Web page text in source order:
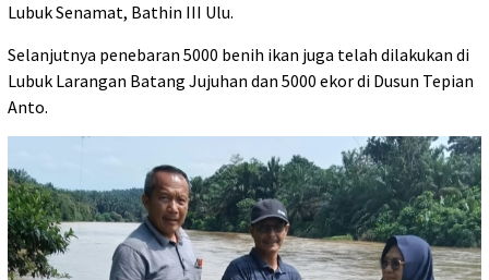
Lubuk Senamat, Bathin III Ulu.
Selanjutnya penebaran 5000 benih ikan juga telah dilakukan di
Lubuk Larangan Batang Jujuhan dan 5000 ekor di Dusun Tepian
Anto.